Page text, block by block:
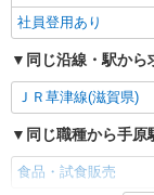
社員登用あり
同じ沿線・駅から
ＪＲ草津線(滋賀県)
同じ職種から手原
食品・試食販売